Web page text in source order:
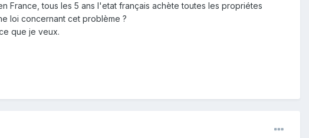
France, tous les 5 ans l'etat français achète toutes les propriétes
loi concernant cet problème ?
que je veux.